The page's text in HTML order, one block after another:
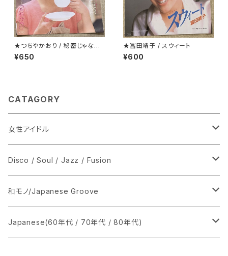
★つちやかおり / 秘密じゃない
けど秘密
¥650
★冨田靖子 / スウィート
¥600
CATAGORY
女性アイドル
シングル盤
あ行
か行
LP
CD
Disco / Soul / Jazz / Fusion
シングル盤
A
12インチ・シングル
和モノ/Japanese Groove
シングル盤
Japanese(60年代 / 70年代 / 80年代)